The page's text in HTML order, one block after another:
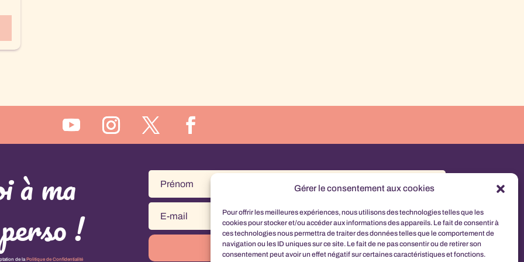
Gérer le consentement aux cookies
Pour offrir les meilleures expériences, nous utilisons des technologies telles que les
cookies pour stocker et/ou accéder aux informations des appareils. Le fait de consentir à
ces technologies nous permettra de traiter des données telles que le comportement de
navigation ou les ID uniques sur ce site. Le fait de ne pas consentir ou de retirer son
consentement peut avoir un effet négatif sur certaines caractéristiques et fonctions.
à ma
!
de laPolitique de Confidentialité
S'abonner